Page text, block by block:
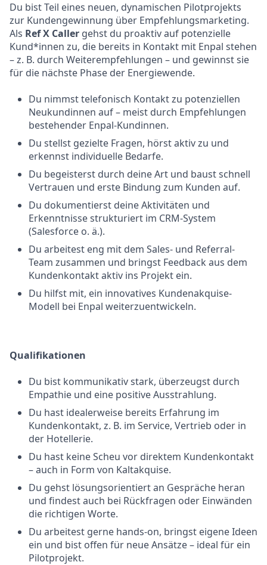
Du bist Teil eines neuen, dynamischen Pilotprojekts
zur Kundengewinnung über Empfehlungsmarketing.
Als Ref X Caller gehst du proaktiv auf potenzielle
Kund*innen zu, die bereits in Kontakt mit Enpal stehen
– z. B. durch Weiterempfehlungen – und gewinnst sie
für die nächste Phase der Energiewende.
Du nimmst telefonisch Kontakt zu potenziellen
Neukundinnen auf – meist durch Empfehlungen
bestehender Enpal-Kundinnen.
Du stellst gezielte Fragen, hörst aktiv zu und
erkennst individuelle Bedarfe.
Du begeisterst durch deine Art und baust schnell
Vertrauen und erste Bindung zum Kunden auf.
Du dokumentierst deine Aktivitäten und
Erkenntnisse strukturiert im CRM-System
(Salesforce o. ä.).
Du arbeitest eng mit dem Sales- und Referral-
Team zusammen und bringst Feedback aus dem
Kundenkontakt aktiv ins Projekt ein.
Du hilfst mit, ein innovatives Kundenakquise-
Modell bei Enpal weiterzuentwickeln.
Qualifikationen
Du bist kommunikativ stark, überzeugst durch
Empathie und eine positive Ausstrahlung.
Du hast idealerweise bereits Erfahrung im
Kundenkontakt, z. B. im Service, Vertrieb oder in
der Hotellerie.
Du hast keine Scheu vor direktem Kundenkontakt
– auch in Form von Kaltakquise.
Du gehst lösungsorientiert an Gespräche heran
und findest auch bei Rückfragen oder Einwänden
die richtigen Worte.
Du arbeitest gerne hands-on, bringst eigene Ideen
ein und bist offen für neue Ansätze – ideal für ein
Pilotprojekt.